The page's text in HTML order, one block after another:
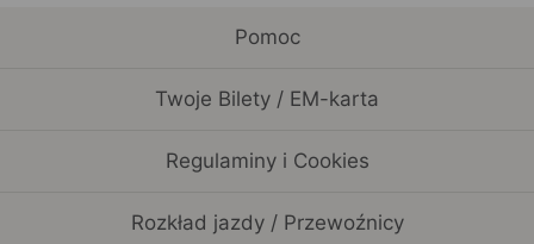
Pomoc
Twoje Bilety / EM-karta
Regulaminy i Cookies
Rozkład jazdy / Przewoźnicy